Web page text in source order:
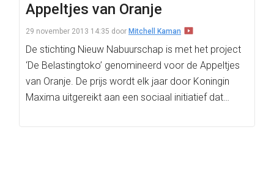
Appeltjes van Oranje
29 november 2013 14:35 door Mitchell Kaman
De stichting Nieuw Nabuurschap is met het project
‘De Belastingtoko’ genomineerd voor de Appeltjes
van Oranje. De prijs wordt elk jaar door Koningin
Maxima uitgereikt aan een sociaal initiatief dat…